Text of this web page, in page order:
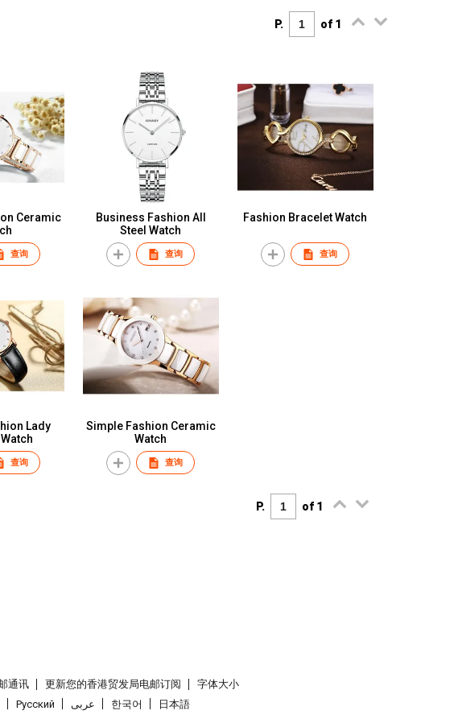
P. of 1
Ceramic
查询
Business Fashion All
Steel Watch
查询
Fashion Bracelet Watch
查询
Lady
查询
Simple Fashion Ceramic
Watch
查询
P. of 1
通讯 更新您的香港贸发局电邮订阅
字体大小
Pусский عربى 한국어 日本語